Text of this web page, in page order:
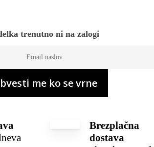
trenutno ni na zalogi
Brezplačna
dostava